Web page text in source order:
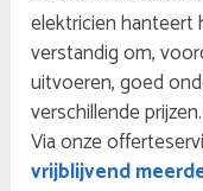
elektricien hanteert
verstandig om,
uitvoeren, goed
verschillende
Via onze
vrijblijvend